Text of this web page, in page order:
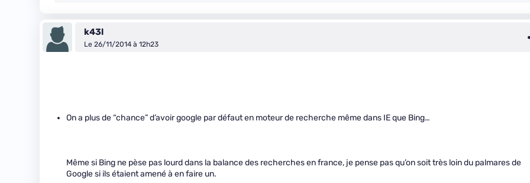
k43l
Le 26/11/2014 à 12h23
On a plus de “chance” d’avoir google par défaut en moteur de recherche même dans IE que Bing…
Même si Bing ne pèse pas lourd dans la balance des recherches en france, je pense pas qu’on soit très loin du palmares de
Google si ils étaient amené à en faire un.